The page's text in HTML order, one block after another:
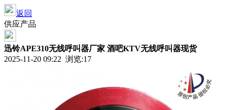
返回
供应产品
迅铃APE310无线呼叫器厂家 酒吧KTV无线呼叫器现货
2025-11-20 09:22 浏览:17